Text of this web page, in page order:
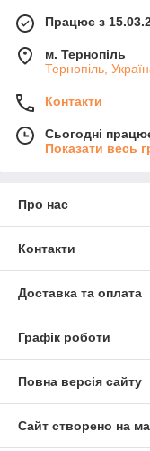
Працює з
м. Тернопіль
Тернопіль,
Контакти
Сьогодні
Показати весь
Про нас
Контакти
Доставка та оплата
Графік роботи
Повна версія сайту
Сайт створено на